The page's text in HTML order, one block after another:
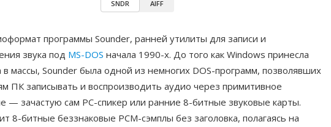
SNDR AIFF
программы Sounder, ранней утилиты для записи и
звука под MS-DOS начала 1990-х. До того как Windows принесла
массы, Sounder была одной из немногих DOS-программ, позволявших
ПК записывать и воспроизводить аудио через примитивное
— зачастую сам PC-спикер или ранние 8-битные звуковые карты.
8-битные беззнаковые PCM-сэмплы без заголовка, полагаясь на